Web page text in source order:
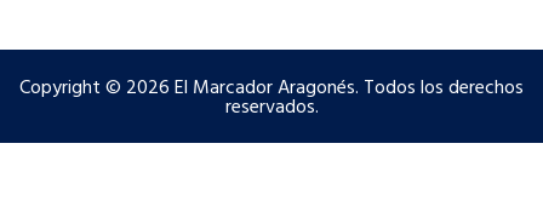
Copyright © 2026 El Marcador Aragonés. Todos los derechos
reservados.